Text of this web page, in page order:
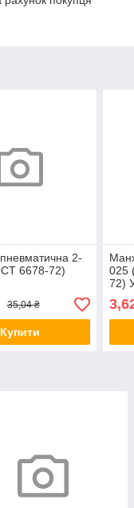
2-
6678-72)
35,04 ₴
Купити
025
72)